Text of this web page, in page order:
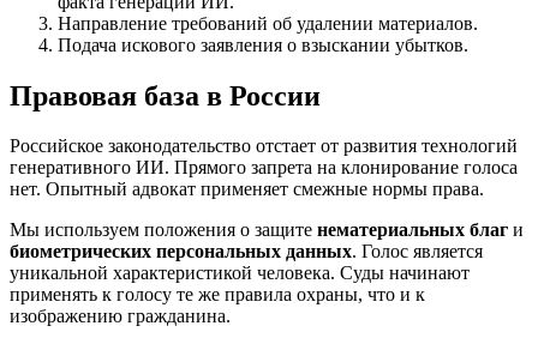
Направление требований об удалении материалов.
Подача искового заявления о взыскании убытков.
Правовая база в России
Российское законодательство отстает от развития технологий
генеративного ИИ. Прямого запрета на клонирование голоса
нет. Опытный адвокат применяет смежные нормы права.
Мы используем положения о защите нематериальных благ и
биометрических персональных данных. Голос является
уникальной характеристикой человека. Суды начинают
применять к голосу те же правила охраны, что и к
изображению гражданина.